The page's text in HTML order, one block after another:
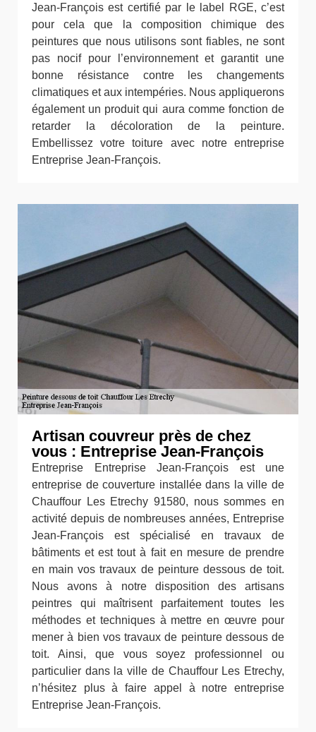
Jean-François est certifié par le label RGE, c’est
pour cela que la composition chimique des
peintures que nous utilisons sont fiables, ne sont
pas nocif pour l’environnement et garantit une
bonne résistance contre les changements
climatiques et aux intempéries. Nous appliquerons
également un produit qui aura comme fonction de
retarder la décoloration de la peinture.
Embellissez votre toiture avec notre entreprise
Entreprise Jean-François.
Artisan couvreur près de chez
vous : Entreprise Jean-François
Entreprise Entreprise Jean-François est une
entreprise de couverture installée dans la ville de
Chauffour Les Etrechy 91580, nous sommes en
activité depuis de nombreuses années, Entreprise
Jean-François est spécialisé en travaux de
bâtiments et est tout à fait en mesure de prendre
en main vos travaux de peinture dessous de toit.
Nous avons à notre disposition des artisans
peintres qui maîtrisent parfaitement toutes les
méthodes et techniques à mettre en œuvre pour
mener à bien vos travaux de peinture dessous de
toit. Ainsi, que vous soyez professionnel ou
particulier dans la ville de Chauffour Les Etrechy,
n’hésitez plus à faire appel à notre entreprise
Entreprise Jean-François.